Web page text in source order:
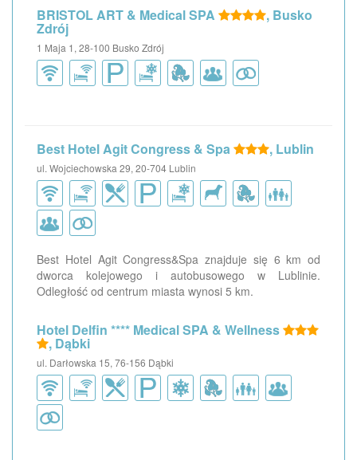
BRISTOL ART & Medical SPA , Busko
Zdrój
1 Maja 1, 28-100 Busko Zdrój
Best Hotel Agit Congress & Spa , Lublin
ul. Wojciechowska 29, 20-704 Lublin
Best Hotel Agit Congress&Spa znajduje się 6 km od
dworca kolejowego i autobusowego w Lublinie.
Odległość od centrum miasta wynosi 5 km.
Hotel Delfin **** Medical SPA & Wellness
, Dąbki
ul. Darłowska 15, 76-156 Dąbki